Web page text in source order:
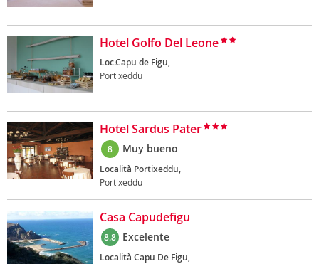
Hotel Golfo Del Leone
Loc.Capu de Figu,
Portixeddu
Hotel Sardus Pater
8 Muy bueno
Località Portixeddu,
Portixeddu
Casa Capudefigu
8.8 Excelente
Località Capu De Figu,